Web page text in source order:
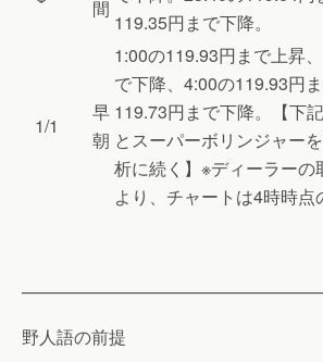
間
119.35円まで下降。
1/1
早
朝
1:00の119.93円まで上昇
で下降、4:00の119.93円
119.73円まで下降。【下
とスーパーボリンジャー
析に続く】※ディーラーの
より、チャートは4時時点
野人語の前提